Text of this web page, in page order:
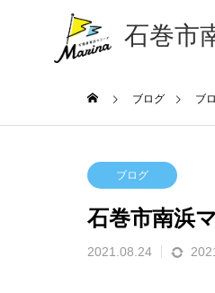
石巻市
ブログ ブ
ブログ
石巻市南浜
2021.08.24